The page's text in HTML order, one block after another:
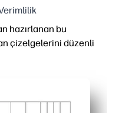
hazırlanan bu
çizelgelerini düzenli